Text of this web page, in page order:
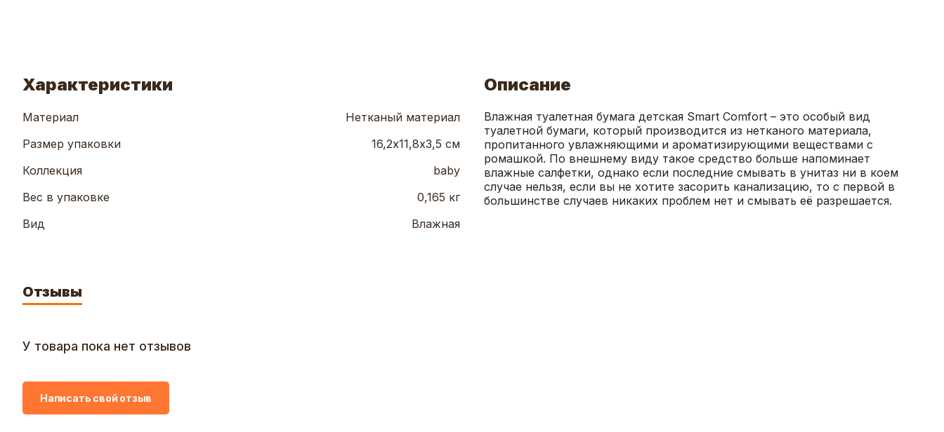
Характеристики
Материал
Нетканый материал
Размер упаковки
16,2х11,8х3,5 см
Коллекция
baby
Вес в упаковке
0,165 кг
Вид
Влажная
Описание
Влажная туалетная бумага детская Smart Comfort – это особый вид
туалетной бумаги, который производится из нетканого материала,
пропитанного увлажняющими и ароматизирующими веществами с
ромашкой. По внешнему виду такое средство больше напоминает
влажные салфетки, однако если последние смывать в унитаз ни в коем
случае нельзя, если вы не хотите засорить канализацию, то с первой в
большинстве случаев никаких проблем нет и смывать её разрешается.
Отзывы
У товара пока нет отзывов
Написать свой отзыв